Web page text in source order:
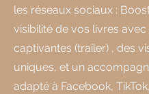
les réseaux sociaux :
visibilité de vos livres
captivantes (trailer) , des
uniques, et un
adapté à Facebook,